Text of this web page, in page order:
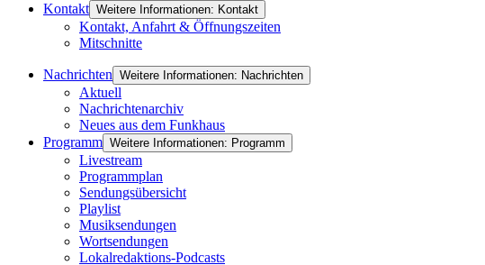
Kontakt Weitere Informationen: Kontakt
Kontakt, Anfahrt & Öffnungszeiten
Mitschnitte
Nachrichten Weitere Informationen: Nachrichten
Aktuell
Nachrichtenarchiv
Neues aus dem Funkhaus
Programm Weitere Informationen: Programm
Livestream
Programmplan
Sendungsübersicht
Playlist
Musiksendungen
Wortsendungen
Lokalredaktions-Podcasts